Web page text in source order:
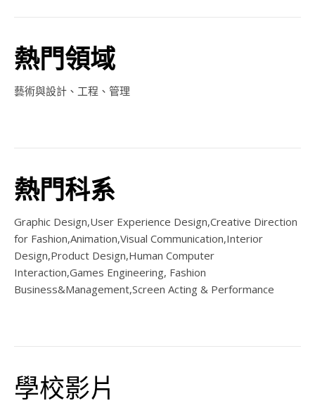
熱門領域
藝術與設計、工程、管理
熱門科系
Graphic Design,User Experience Design,Creative Direction
for Fashion,Animation,Visual Communication,Interior
Design,Product Design,Human Computer
Interaction,Games Engineering, Fashion
Business&Management,Screen Acting & Performance
學校影片